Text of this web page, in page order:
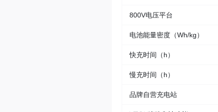
800V电压平台
电池能量密度（Wh/kg）
快充时间（h）
慢充时间（h）
品牌自营充电站